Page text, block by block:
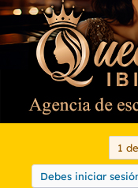
s
1
Debes iniciar